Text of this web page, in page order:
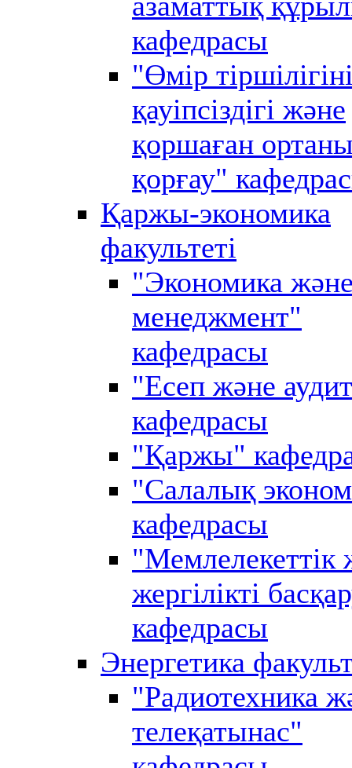
кафедрасы
"Өмір
қауіпсіздігі және
қоршаған
қорғау"
Қаржы-экономика
факультеті
"Экономика
менеджмент"
кафедрасы
"Есеп және
кафедрасы
"Қаржы"
"Салалық
кафедрасы
"Мемлелекеттік
жергілікті
кафедрасы
Энергетика
"Радиотехника
телеқатынас"